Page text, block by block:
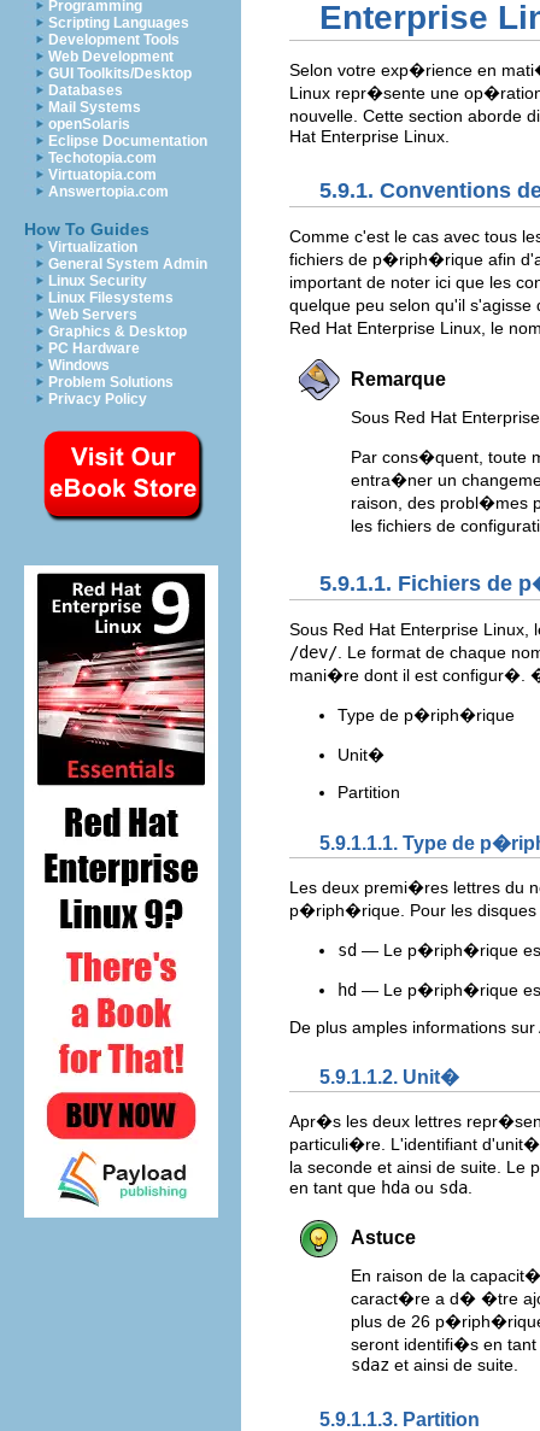
Programming
Scripting Languages
Development Tools
Web Development
GUI Toolkits/Desktop
Databases
Mail Systems
openSolaris
Eclipse Documentation
Techotopia.com
Virtuatopia.com
Answertopia.com
How To Guides
Virtualization
General System Admin
Linux Security
Linux Filesystems
Web Servers
Graphics & Desktop
PC Hardware
Windows
Problem Solutions
Privacy Policy
Enterprise
Selon votre exp�rience en
Linux repr�sente une
nouvelle. Cette section aborde
Hat Enterprise Linux.
5.9.1. Conventions
Comme c'est le cas avec tous
fichiers de p�riph�rique afin
important de noter ici que les
quelque peu selon qu'il
Red Hat Enterprise Linux, le
Remarque
Sous Red Hat
Par cons�quent, toute
entra�ner un
raison, des probl�mes
les fichiers de
5.9.1.1. Fichiers de
Sous Red Hat Enterprise
/dev/ . Le format de chaque
mani�re dont il est configur�.
Type de p�riph�rique
Unit�
Partition
5.9.1.1.1. Type de
Les deux premi�res lettres du
p�riph�rique. Pour les
sd — Le p�riph�rique
hd — Le p�riph�rique
De plus amples informations
5.9.1.1.2. Unit�
Apr�s les deux lettres
particuli�re. L'identifiant
la seconde et ainsi de suite.
en tant que hda ou sda.
Astuce
En raison de la
caract�re a d� �tre
plus de 26
seront identifi�s en
sdaz et ainsi de suite.
5.9.1.1.3. Partition